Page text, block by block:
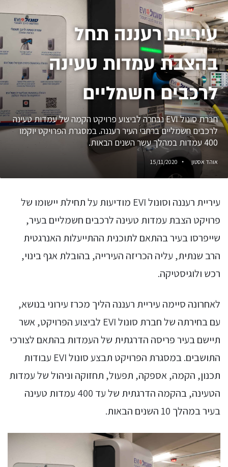
עיריית רעננה תחל
בהצבת עמדות טעינה
לרכבים חשמליים
חברת סונול EVI נבחרה לביצוע פרויקט הקמה של עמדות טעינה
לרכבים חשמליים ברחבי העיר רעננה. במסגרת הפרויקט יוקמו
400 עמדות במהלך עשר השנים הבאות.
אוהד אסטון 15/11/2020
עיריית רעננה וסונול EVI מודיעות על תחילת יישומו של
פרויקט הצבת עמדות טעינה לרכבים חשמליים בעיר,
שייפרסו בעיר בהתאם לתוכנית ההתייעלות האנרגטית
הרב שנתית, עליה הכריזה העירייה, בהובלת אגף בינוי,
רכש ולוגיסטיקה.
לאחרונה סיימה עיריית רעננה הליך מכרז עירוני בנושא,
עם בחירתה של חברת סונול EVI לביצוע הפרויקט, אשר
תיישם בעיר פריסה הדרגתית של העמדות בהתאם לצורכי
התושבים. במסגרת הפרויקט תבצע סונול EVI עבודות
תכנון, הקמה, אספקה, תפעול, תחזוקה וניהול של עמדות
הטעינה, בהקמה הדרגתית של עד 400 עמדות טעינה
בעיר במהלך 10 השנים הבאות.